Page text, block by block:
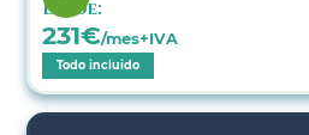
Desde:
231€/mes+IVA
Todo incluido